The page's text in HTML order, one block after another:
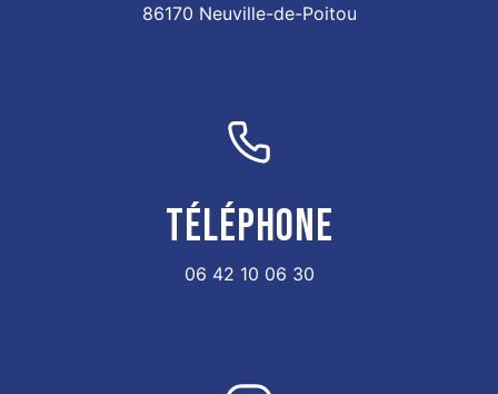
86170 Neuville-de-Poitou
TÉLÉPHONE
06 42 10 06 30